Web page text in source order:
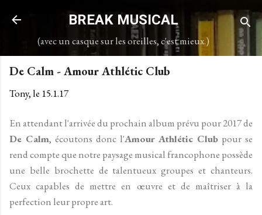
Accéder au contenu principal
BREAK MUSICAL
(avec un casque sur les oreilles, c'est mieux.)
De Calm - Amour Athlétic Club
Tony, le 15.1.17
En attendant l'arrivée du prochain album prévu pour 2017 de
De Calm, écoutons donc l'Amour Athlétic Club pour se
rend compte que notre paysage musical francophone possède
une belle brochette de talentueux groupes et chanteurs.
Ceux capables de mettre en œuvre et de maîtriser à la
perfection leur propre art.